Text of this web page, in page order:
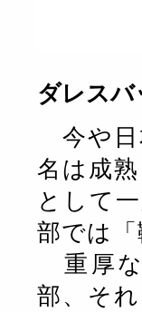
ダレス
今や日
名は成
として
部では
重厚な
部、 そ